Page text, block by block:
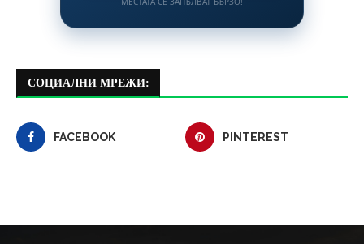
СОЦИАЛНИ МРЕЖИ:
FACEBOOK PINTEREST